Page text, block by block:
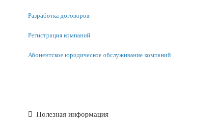
Разработка договоров
Регистрация компаний
Абонентское юридическое обслуживание компаний
Полезная информация